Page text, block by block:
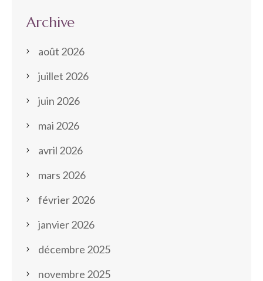
Archive
août 2026
juillet 2026
juin 2026
mai 2026
avril 2026
mars 2026
février 2026
janvier 2026
décembre 2025
novembre 2025